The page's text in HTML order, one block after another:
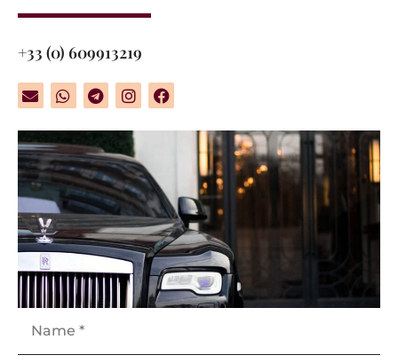
+33 (0) 609913219